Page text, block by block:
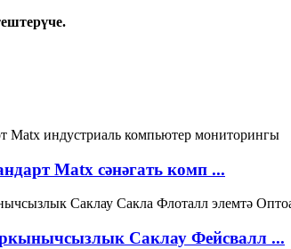
Matx сәнәгать комп ...
Саклау Фейсвалл ...